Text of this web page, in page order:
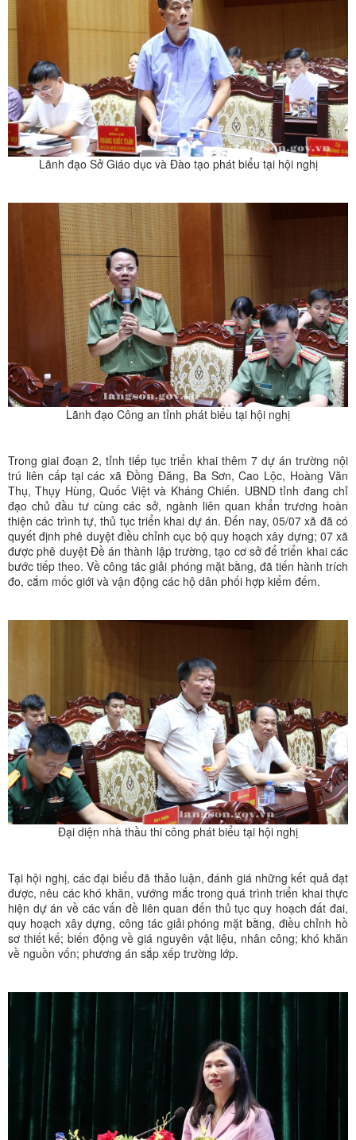
Lãnh đạo Sở Giáo dục và Đào tạo phát biểu tại hội nghị
Lãnh đạo Công an tỉnh phát biểu tại hội nghị
Trong giai đoạn 2, tỉnh tiếp tục triển khai thêm 7 dự án trường nội
trú liên cấp tại các xã Đồng Đăng, Ba Sơn, Cao Lộc, Hoàng Văn
Thụ, Thụy Hùng, Quốc Việt và Kháng Chiến. UBND tỉnh đang chỉ
đạo chủ đầu tư cùng các sở, ngành liên quan khẩn trương hoàn
thiện các trình tự, thủ tục triển khai dự án. Đến nay, 05/07 xã đã có
quyết định phê duyệt điều chỉnh cục bộ quy hoạch xây dựng; 07 xã
được phê duyệt Đề án thành lập trường, tạo cơ sở để triển khai các
bước tiếp theo. Về công tác giải phóng mặt bằng, đã tiến hành trích
đo, cắm mốc giới và vận động các hộ dân phối hợp kiểm đếm.
Đại diện nhà thầu thi công phát biểu tại hội nghị
Tại hội nghị, các đại biểu đã thảo luận, đánh giá những kết quả đạt
được, nêu các khó khăn, vướng mắc trong quá trình triển khai thực
hiện dự án về các vấn đề liên quan đến thủ tục quy hoạch đất đai,
quy hoạch xây dựng, công tác giải phóng mặt bằng, điều chỉnh hồ
sơ thiết kế; biến động về giá nguyên vật liệu, nhân công; khó khăn
về nguồn vốn; phương án sắp xếp trường lớp.